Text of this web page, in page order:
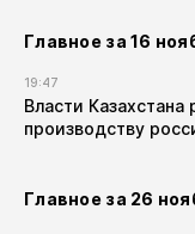
Главное за 16
19:47
Власти
производству
Главное за 26